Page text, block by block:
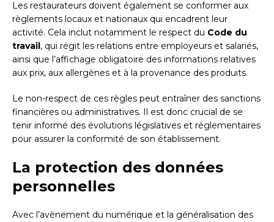
Les restaurateurs doivent également se conformer aux
règlements locaux et nationaux qui encadrent leur
activité. Cela inclut notamment le respect du Code du
travail, qui régit les relations entre employeurs et salariés,
ainsi que l’affichage obligatoire des informations relatives
aux prix, aux allergènes et à la provenance des produits.
Le non-respect de ces règles peut entraîner des sanctions
financières ou administratives. Il est donc crucial de se
tenir informé des évolutions législatives et réglementaires
pour assurer la conformité de son établissement.
La protection des données
personnelles
Avec l’avènement du numérique et la généralisation des